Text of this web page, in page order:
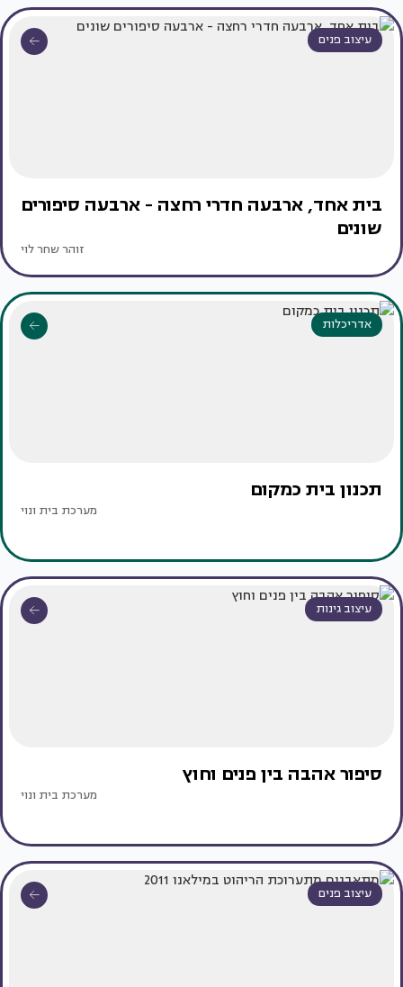
עיצוב פנים
בית אחד, ארבעה חדרי רחצה - ארבעה סיפורים
שונים
זוהר שחר לוי
אדריכלות
תכנון בית כמקום
מערכת בית ונוי
עיצוב גינות
סיפור אהבה בין פנים וחוץ
מערכת בית ונוי
עיצוב פנים